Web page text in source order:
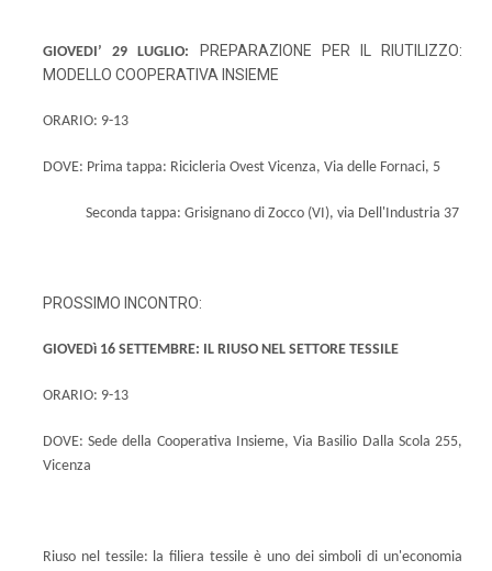
GIOVEDI’ 29 LUGLIO:
PREPARAZIONE PER IL RIUTILIZZO:
MODELLO COOPERATIVA INSIEME
ORARIO: 9-13
DOVE: Prima tappa: Ricicleria Ovest Vicenza, Via delle Fornaci, 5
Seconda tappa: Grisignano di Zocco (VI), via Dell'Industria 37
PROSSIMO INCONTRO:
GIOVEDì 16 SETTEMBRE: IL RIUSO NEL SETTORE TESSILE
ORARIO: 9-13
DOVE: Sede della Cooperativa Insieme, Via Basilio Dalla Scola 255,
Vicenza
Riuso nel tessile: la filiera tessile è uno dei simboli di un'economia